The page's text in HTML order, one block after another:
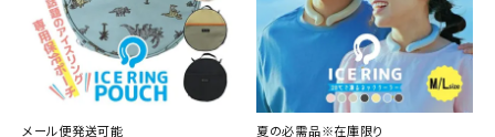
メール便発送可能 夏の必需品※在庫限り